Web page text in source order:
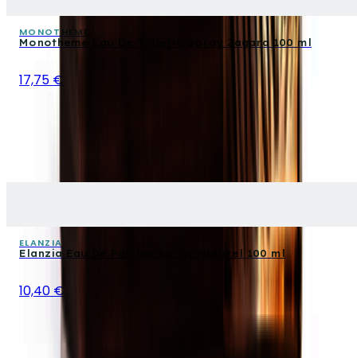
MONOTHEME
Monotheme Eau De Toilette Spray Zagara 100 ml
17,75 €
ELANZIA
Elanzia Eau De Parfum Spray Naturel 100 ml
10,40 €